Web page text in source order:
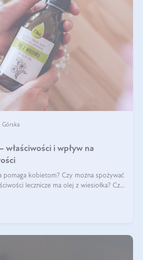
Górska
właściwości i wpływ na
pomaga kobietom? Czy można spożywać
lecznicze ma olej z wiesiołka? Czy